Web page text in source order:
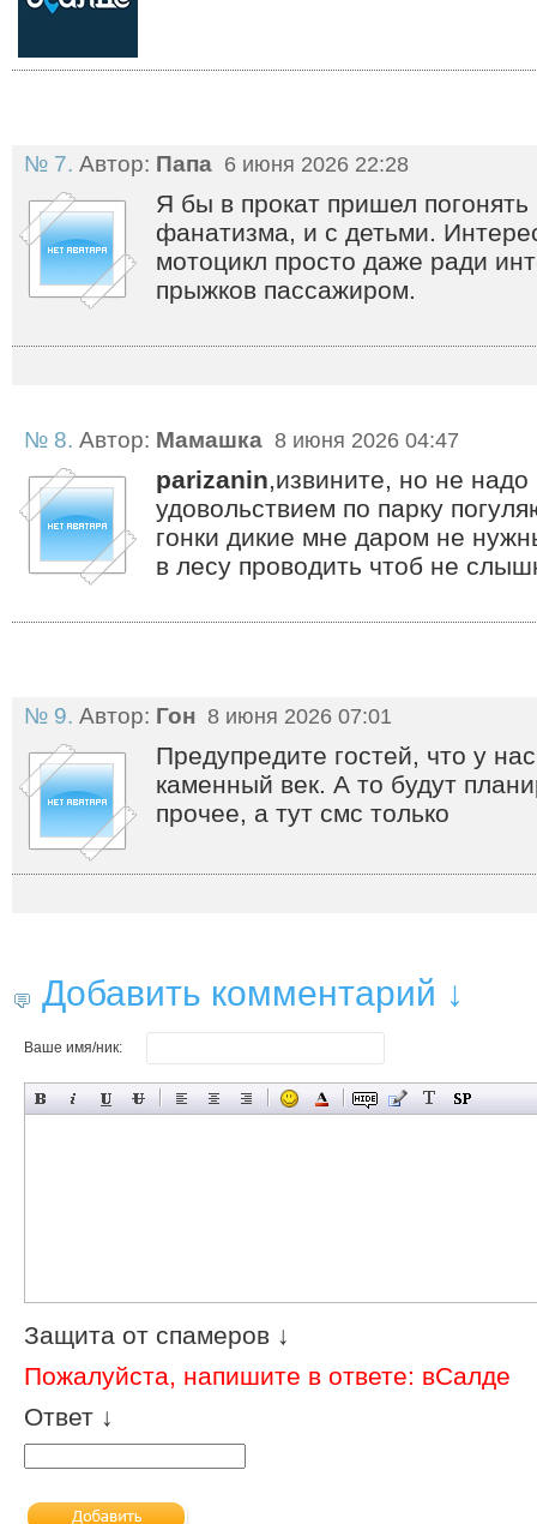
№ 7. Автор: Папа 6 июня 2026 22:28
Я бы в прокат пришел погонять
фанатизма, и с детьми.
мотоцикл просто даже ради
прыжков пассажиром.
№ 8. Автор: Мамашка 8 июня 2026 04:47
parizanin ,извините, но не
удовольствием по парку
гонки дикие мне даром не
в лесу проводить чтоб не
№ 9. Автор: Гон 8 июня 2026 07:01
Предупредите гостей, что у
каменный век. А то будут
прочее, а тут смс только
Добавить комментарий ↓
Ваше имя/ник:
Защита от спамеров ↓
Пожалуйста, напишите в ответе: вСалде
Ответ ↓